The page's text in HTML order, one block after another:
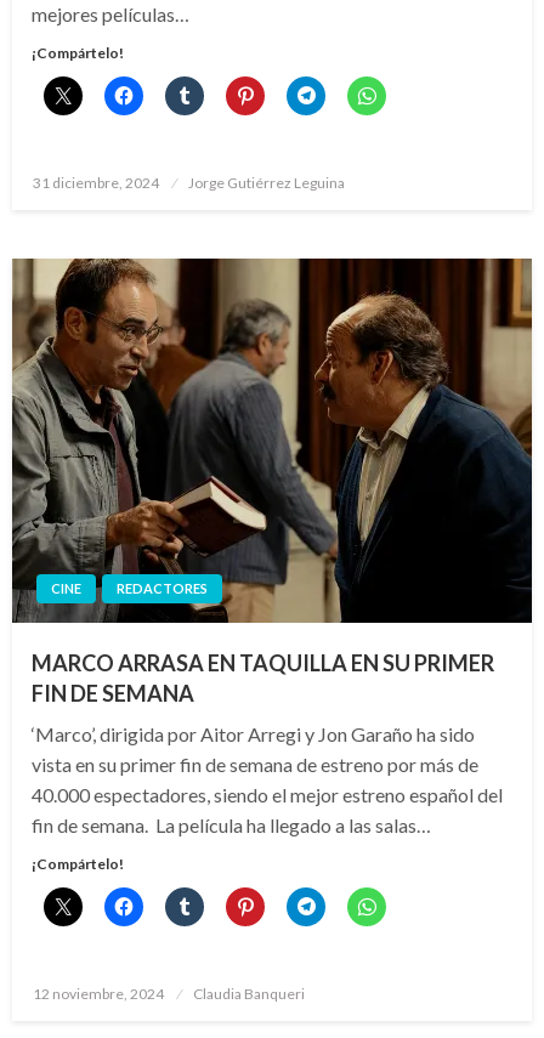
mejores películas…
¡Compártelo!
Publicado
31 diciembre, 2024 Jorge Gutiérrez Leguina
CINE REDACTORES
MARCO ARRASA EN TAQUILLA EN SU PRIMER
FIN DE SEMANA
‘Marco’, dirigida por Aitor Arregi y Jon Garaño ha sido
vista en su primer fin de semana de estreno por más de
40.000 espectadores, siendo el mejor estreno español del
fin de semana. La película ha llegado a las salas…
¡Compártelo!
Publicado
12 noviembre, 2024 Claudia Banqueri